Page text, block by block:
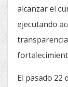
alcanzar el
ejecutando
El pasado 22